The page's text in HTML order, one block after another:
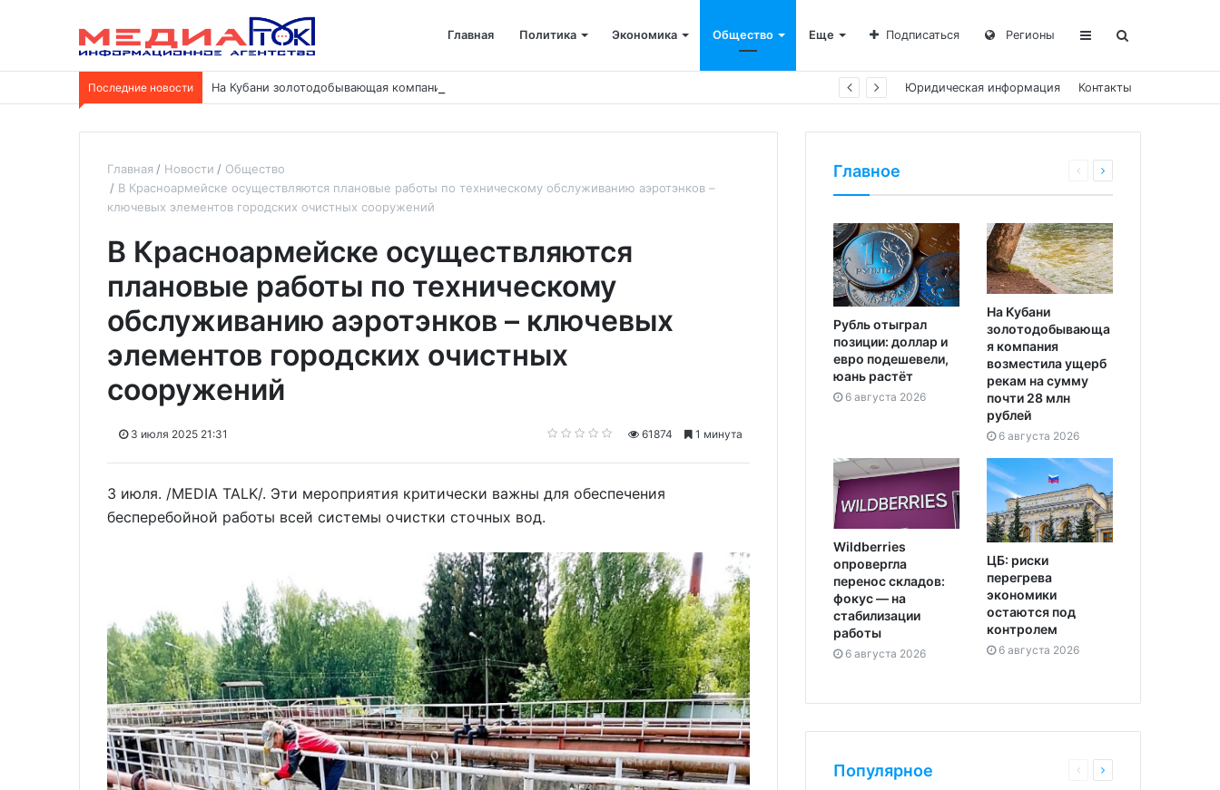
Главная Политика Экономика Общество Еще Подписаться Регионы
Последние новости На Кубани золотодобывающая компания возместила ущерб рекам на сумму почти 28 млн рублей Юридическая информация Контакты
Главная Новости
Общество
В Красноармейске осуществляются плановые работы по техническому обслуживанию аэротэнков –
ключевых элементов городских очистных сооружений
В Красноармейске осуществляются
плановые работы по техническому
обслуживанию аэротэнков – ключевых
элементов городских очистных
сооружений
3 июля 2025 21:31 61874 1 минута
3 июля. /MEDIA TALK/. Эти мероприятия критически важны для обеспечения
бесперебойной работы всей системы очистки сточных вод.
Главное
Рубль отыграл
позиции: доллар и
евро подешевели,
юань растёт
6 августа 2026
На Кубани
золотодобывающа
я компания
возместила ущерб
рекам на сумму
почти 28 млн
рублей
6 августа 2026
Wildberries
опровергла
перенос складов:
фокус — на
стабилизации
работы
6 августа 2026
ЦБ: риски
перегрева
экономики
остаются под
контролем
6 августа 2026
Популярное